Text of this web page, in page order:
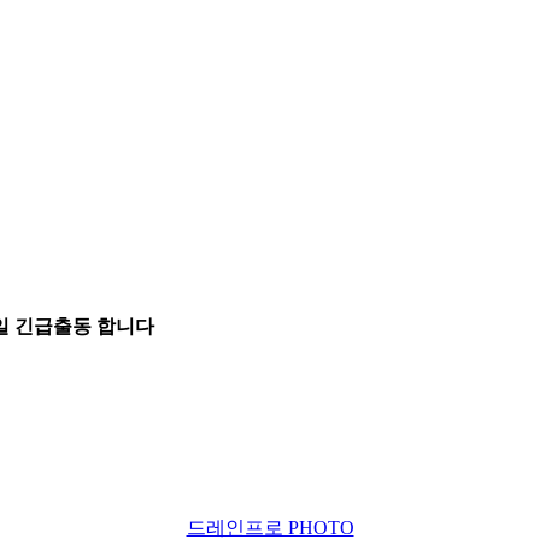
긴급출동 합니다
드레인프로 PHOTO